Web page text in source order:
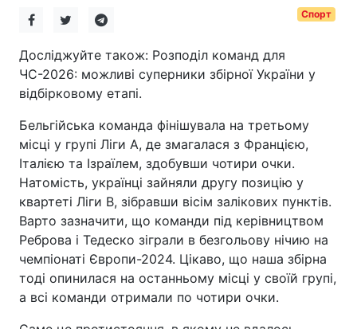
Спорт
Досліджуйте також: Розподіл команд для
ЧС-2026: можливі суперники збірної України у
відбірковому етапі.
Бельгійська команда фінішувала на третьому
місці у групі Ліги А, де змагалася з Францією,
Італією та Ізраїлем, здобувши чотири очки.
Натомість, українці зайняли другу позицію у
квартеті Ліги B, зібравши вісім залікових пунктів.
Варто зазначити, що команди під керівництвом
Реброва і Тедеско зіграли в безгольову нічию на
чемпіонаті Європи-2024. Цікаво, що наша збірна
тоді опинилася на останньому місці у своїй групі,
а всі команди отримали по чотири очки.